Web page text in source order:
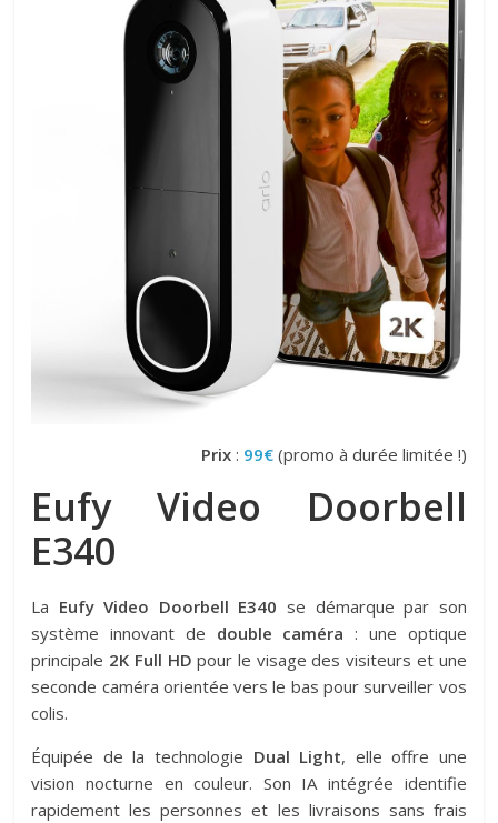
Prix: 99€(promo à durée limitée !)
Eufy Video Doorbell
E340
La Eufy Video Doorbell E340 se démarque par son
système innovant de double caméra : une optique
principale 2K Full HD pour le visage des visiteurs et une
seconde caméra orientée vers le bas pour surveiller vos
colis.
Équipée de la technologie Dual Light, elle offre une
vision nocturne en couleur. Son IA intégrée identifie
rapidement les personnes et les livraisons sans frais